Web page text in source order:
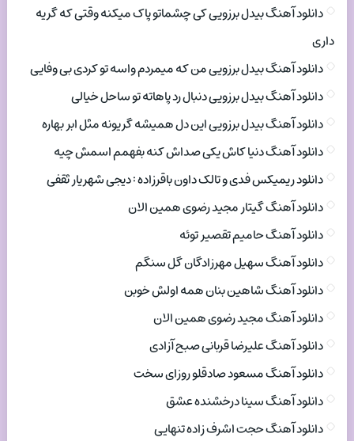
دانلود آهنگ بیدل برزویی کی چشماتو پاک میکنه وقتی که گریه
داری
دانلود آهنگ بیدل برزویی من که میمردم واسه تو کردی بی وفایی
دانلود آهنگ بیدل برزویی دنبال رد پاهاته تو ساحل خیالی
دانلود آهنگ بیدل برزویی این دل همیشه گریونه مثل ابر بهاره
دانلود آهنگ دنیا کاش یکی صداش کنه بفهمم اسمش چیه
دانلود ریمیکس فدی و تالک داون باقرزاده : دیجی شهریار ثقفی
دانلود آهنگ گیتار مجید رضوی همین الان
دانلود آهنگ حامیم تقصیر توئه
دانلود آهنگ سهیل مهرزادگان گل سنگم
دانلود آهنگ شاهین بنان همه اولش خوبن
دانلود آهنگ مجید رضوی همین الان
دانلود آهنگ علیرضا قربانی صبح آزادی
دانلود آهنگ مسعود صادقلو روزای سخت
دانلود آهنگ سینا درخشنده عشق
دانلود آهنگ حجت اشرف زاده تنهایی